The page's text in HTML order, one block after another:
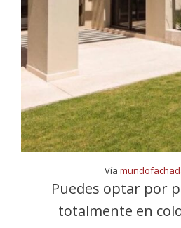
Vía
Puedes optar por
totalmente en